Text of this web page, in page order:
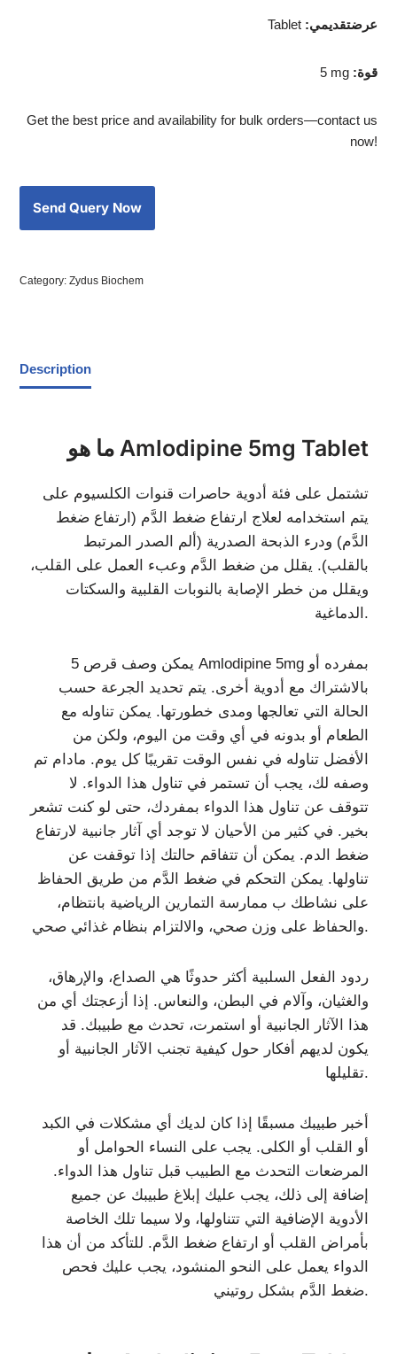
Tablet :عرضتقديمي
5 mg :قوة
Get the best price and availability for bulk orders—contact us
now!
Category: Zydus Biochem
Description
ما هو Amlodipine 5mg Tablet
تشتمل على فئة أدوية حاصرات قنوات الكلسيوم على
يتم استخدامه لعلاج ارتفاع ضغط الدَّم (ارتفاع ضغط
الدَّم) ودرء الذبحة الصدرية (ألم الصدر المرتبط
بالقلب). يقلل من ضغط الدَّم وعبء العمل على القلب،
ويقلل من خطر الإصابة بالنوبات القلبية والسكتات
الدماغية.
يمكن وصف قرص 5 Amlodipine 5mg بمفرده أو
بالاشتراك مع أدوية أخرى. يتم تحديد الجرعة حسب
الحالة التي تعالجها ومدى خطورتها. يمكن تناوله مع
الطعام أو بدونه في أي وقت من اليوم، ولكن من
الأفضل تناوله في نفس الوقت تقريبًا كل يوم. مادام تم
وصفه لك، يجب أن تستمر في تناول هذا الدواء. لا
تتوقف عن تناول هذا الدواء بمفردك، حتى لو كنت تشعر
بخير. في كثير من الأحيان لا توجد أي آثار جانبية لارتفاع
ضغط الدم. يمكن أن تتفاقم حالتك إذا توقفت عن
تناولها. يمكن التحكم في ضغط الدَّم من طريق الحفاظ
على نشاطك ب ممارسة التمارين الرياضية بانتظام،
والحفاظ على وزن صحي، والالتزام بنظام غذائي صحي.
ردود الفعل السلبية أكثر حدوثًا هي الصداع، والإرهاق،
والغثيان، وآلام في البطن، والنعاس. إذا أزعجتك أي من
هذا الآثار الجانبية أو استمرت، تحدث مع طبيبك. قد
يكون لديهم أفكار حول كيفية تجنب الآثار الجانبية أو
تقليلها.
أخبر طبيبك مسبقًا إذا كان لديك أي مشكلات في الكبد
أو القلب أو الكلى. يجب على النساء الحوامل أو
المرضعات التحدث مع الطبيب قبل تناول هذا الدواء.
إضافة إلى ذلك، يجب عليك إبلاغ طبيبك عن جميع
الأدوية الإضافية التي تتناولها، ولا سيما تلك الخاصة
بأمراض القلب أو ارتفاع ضغط الدَّم. للتأكد من أن هذا
الدواء يعمل على النحو المنشود، يجب عليك فحص
ضغط الدَّم بشكل روتيني.